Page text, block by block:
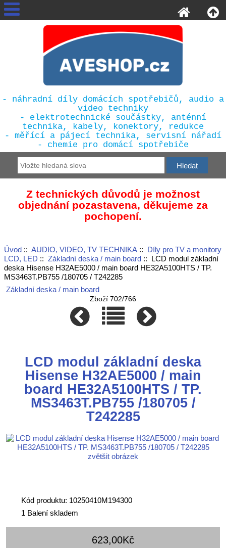
- náhradní díly domácích spotřebičů, audio a
video techniky
- elektrotechnické součástky, anténní
technika, kabely, konektory, redukce
- měřící a pájecí technika, servisní nářadí
- chemie pro domácí spotřebiče
Z technických důvodů je možnost
objednání pozastavena, děkujeme za
pochopení.
Úvod:: AUDIO, VIDEO, TV TECHNIKA:: Díly pro TV a monitory
LCD, LED :: Základní deska / main board:: LCD modul základní
deska Hisense H32AE5000 / main board HE32A5100HTS / TP.
MS3463T.PB755 /180705 / T242285
Základní deska / main board
Zboží 702/766
LCD modul základní deska
Hisense H32AE5000 / main
board HE32A5100HTS / TP.
MS3463T.PB755 /180705 /
T242285
zvětšit obrázek
Kód produktu: 10250410M194300
1 Balení skladem
623,00Kč